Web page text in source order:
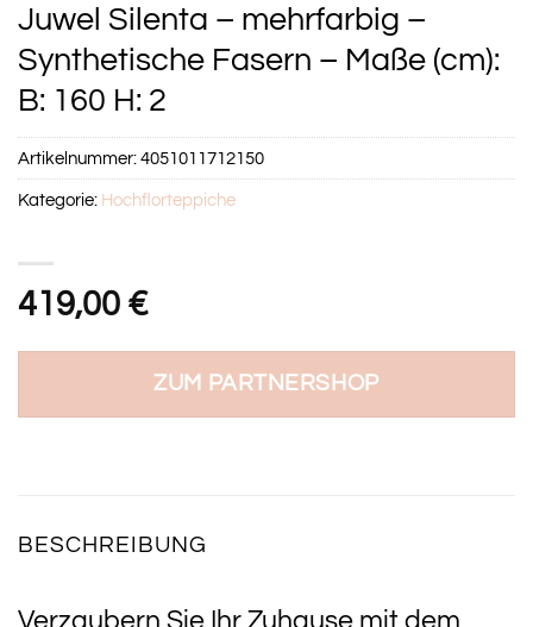
Juwel Silenta – mehrfarbig –
Synthetische Fasern – Maße (cm):
B: 160 H: 2
419,00 €
ZUM PARTNERSHOP
Artikelnummer:4051011712150
Kategorie: Hochflorteppiche
BESCHREIBUNG